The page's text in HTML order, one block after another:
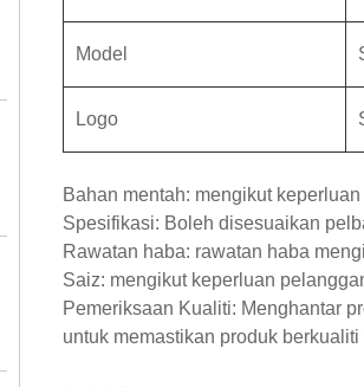
Model
Logo
Bahan mentah: mengikut
Spesifikasi: Boleh disesuaikan
Rawatan haba: rawatan haba
Saiz: mengikut keperluan
Pemeriksaan Kualiti: Menghantar
untuk memastikan produk